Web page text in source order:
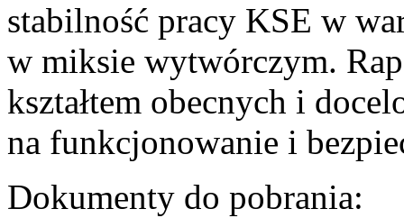
stabilność pracy KSE w
w miksie wytwórczym.
kształtem obecnych i
na funkcjonowanie i
Dokumenty do pobrania: